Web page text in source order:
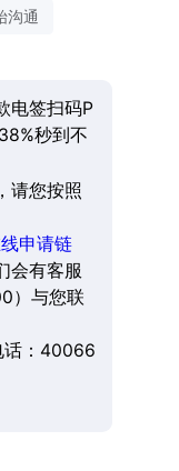
沟通
电签扫码P
秒到不
请您按照
申请链
会有客服
）与您联
话：40066